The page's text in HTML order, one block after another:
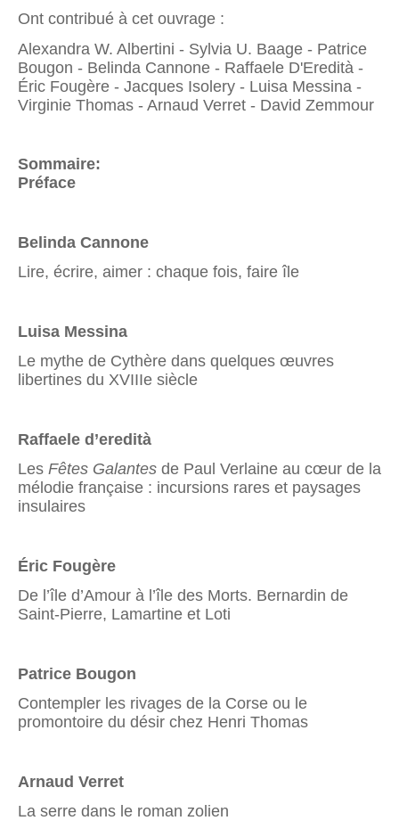
Ont contribué à cet ouvrage :
Alexandra W. Albertini - Sylvia U. Baage - Patrice
Bougon - Belinda Cannone - Raffaele D'Eredità -
Éric Fougère - Jacques Isolery - Luisa Messina -
Virginie Thomas - Arnaud Verret - David Zemmour
Sommaire:
Préface
Belinda Cannone
Lire, écrire, aimer : chaque fois, faire île
Luisa Messina
Le mythe de Cythère dans quelques œuvres
libertines du XVIIIe siècle
Raffaele d’eredità
Les Fêtes Galantes de Paul Verlaine au cœur de la
mélodie française : incursions rares et paysages
insulaires
Éric Fougère
De l’île d’Amour à l’île des Morts. Bernardin de
Saint-Pierre, Lamartine et Loti
Patrice Bougon
Contempler les rivages de la Corse ou le
promontoire du désir chez Henri Thomas
Arnaud Verret
La serre dans le roman zolien